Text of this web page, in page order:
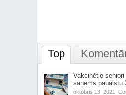
Top
Vakcinētie
saņems pabalstu
oktobris 13, 2021,